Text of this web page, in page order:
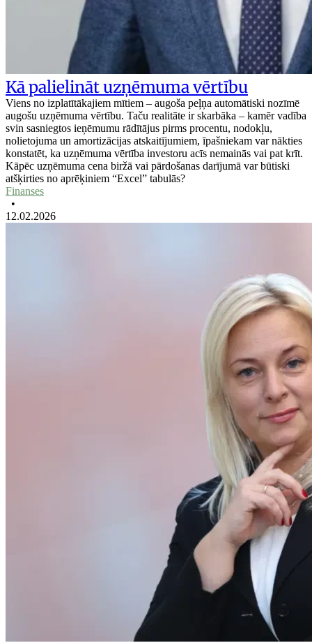
Kā palielināt uzņēmuma vērtību
Viens no izplatītākajiem mītiem – augoša peļņa automātiski nozīmē
augošu uzņēmuma vērtību. Taču realitāte ir skarbāka – kamēr vadība
svin sasniegtos ieņēmumu rādītājus pirms procentu, nodokļu,
nolietojuma un amortizācijas atskaitījumiem, īpašniekam var nākties
konstatēt, ka uzņēmuma vērtība investoru acīs nemainās vai pat krīt.
Kāpēc uzņēmuma cena biržā vai pārdošanas darījumā var būtiski
atšķirties no aprēķiniem “Excel” tabulās?
Finanses
•
12.02.2026